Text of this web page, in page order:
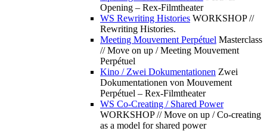
Opening – Rex-Filmtheater
WS Rewriting Histories WORKSHOP //
Rewriting Histories.
Meeting Mouvement Perpétuel Masterclass
// Move on up / Meeting Mouvement
Perpétuel
Kino / Zwei Dokumentationen Zwei
Dokumentationen von Mouvement
Perpétuel – Rex-Filmtheater
WS Co-Creating / Shared Power
WORKSHOP // Move on up / Co-creating
as a model for shared power